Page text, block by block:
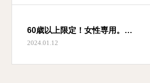
60歳以上限定！女性専用。
大分市森町から皆春限定で出張エ
2024.01.12